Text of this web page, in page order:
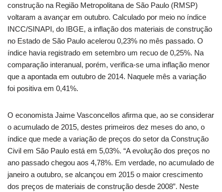
construção na Região Metropolitana de São Paulo (RMSP)
voltaram a avançar em outubro. Calculado por meio no índice
INCC/SINAPI, do IBGE, a inflação dos materiais de construção
no Estado de São Paulo acelerou 0,23% no mês passado. O
índice havia registrado em setembro um recuo de 0,25%. Na
comparação interanual, porém, verifica-se uma inflação menor
que a apontada em outubro de 2014. Naquele mês a variação
foi positiva em 0,41%.
O economista Jaime Vasconcellos afirma que, ao se considerar
o acumulado de 2015, destes primeiros dez meses do ano, o
índice que mede a variação de preços do setor da Construção
Civil em São Paulo está em 5,03%. “A evolução dos preços no
ano passado chegou aos 4,78%. Em verdade, no acumulado de
janeiro a outubro, se alcançou em 2015 o maior crescimento
dos preços de materiais de construção desde 2008”. Neste